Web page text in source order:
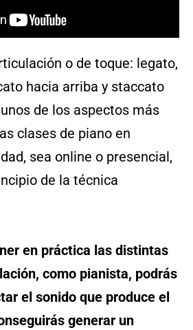
o de toque: legato,
hacia arriba y staccato
de los aspectos más
clases de piano en
sea online o presencial,
de la técnica
en práctica las distintas
como pianista, podrás
el sonido que produce el
generar un